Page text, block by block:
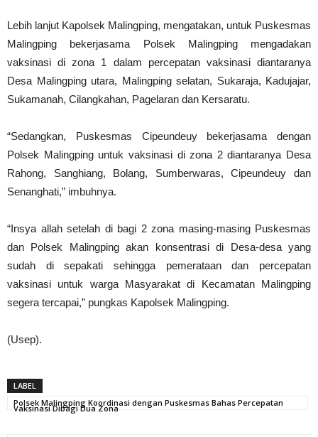
Lebih lanjut Kapolsek Malingping, mengatakan, untuk Puskesmas
Malingping bekerjasama Polsek Malingping mengadakan
vaksinasi di zona 1 dalam percepatan vaksinasi diantaranya
Desa Malingping utara, Malingping selatan, Sukaraja, Kadujajar,
Sukamanah, Cilangkahan, Pagelaran dan Kersaratu.
“Sedangkan, Puskesmas Cipeundeuy bekerjasama dengan
Polsek Malingping untuk vaksinasi di zona 2 diantaranya Desa
Rahong, Sanghiang, Bolang, Sumberwaras, Cipeundeuy dan
Senanghati,” imbuhnya.
“Insya allah setelah di bagi 2 zona masing-masing Puskesmas
dan Polsek Malingping akan konsentrasi di Desa-desa yang
sudah di sepakati sehingga pemerataan dan percepatan
vaksinasi untuk warga Masyarakat di Kecamatan Malingping
segera tercapai,” pungkas Kapolsek Malingping.
(Usep).
LABEL
Polsek Malingping Koordinasi dengan Puskesmas Bahas Percepatan
Vaksinasi Dibagi Dua Zona